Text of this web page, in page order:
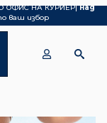
ОФИС НА КУРИЕР|над
ваш избор